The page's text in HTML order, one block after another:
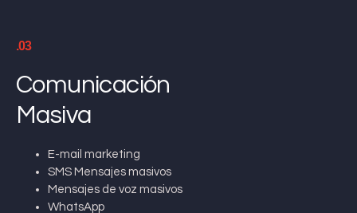
.03
Comunicación
Masiva
E-mail marketing
SMS Mensajes masivos
Mensajes de voz masivos
WhatsApp